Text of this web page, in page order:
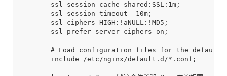
        ssl_session_cache shared:SSL:1m;
        ssl_session_timeout  10m;
        ssl_ciphers HIGH:!aNULL:!MD5;
        ssl_prefer_server_ciphers on;
# Load configuration files for the default
        include /etc/nginx/default.d/*.conf;